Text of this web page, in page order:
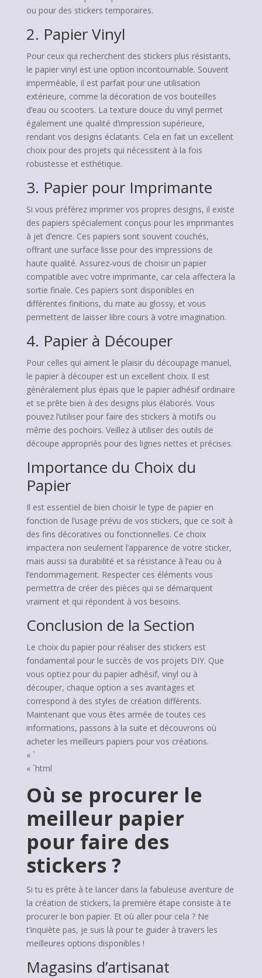
ou pour des stickers temporaires.
2. Papier Vinyl
Pour ceux qui recherchent des stickers plus résistants,
le papier vinyl est une option incontournable. Souvent
imperméable, il est parfait pour une utilisation
extérieure, comme la décoration de vos bouteilles
d’eau ou scooters. La texture douce du vinyl permet
également une qualité d’impression supérieure,
rendant vos designs éclatants. Cela en fait un excellent
choix pour des projets qui nécessitent à la fois
robustesse et esthétique.
3. Papier pour Imprimante
Si vous préférez imprimer vos propres designs, il existe
des papiers spécialement conçus pour les imprimantes
à jet d’encre. Ces papiers sont souvent couchés,
offrant une surface lisse pour des impressions de
haute qualité. Assurez-vous de choisir un papier
compatible avec votre imprimante, car cela affectera la
sortie finale. Ces papiers sont disponibles en
différentes finitions, du mate au glossy, et vous
permettent de laisser libre cours à votre imagination.
4. Papier à Découper
Pour celles qui aiment le plaisir du découpage manuel,
le papier à découper est un excellent choix. Il est
généralement plus épais que le papier adhésif ordinaire
et se prête bien à des designs plus élaborés. Vous
pouvez l’utiliser pour faire des stickers à motifs ou
même des pochoirs. Veillez à utiliser des outils de
découpe appropriés pour des lignes nettes et précises.
Importance du Choix du
Papier
Il est essentiel de bien choisir le type de papier en
fonction de l’usage prévu de vos stickers, que ce soit à
des fins décoratives ou fonctionnelles. Ce choix
impactera non seulement l’apparence de votre sticker,
mais aussi sa durabilité et sa résistance à l’eau ou à
l’endommagement. Respecter ces éléments vous
permettra de créer des pièces qui se démarquent
vraiment et qui répondent à vos besoins.
Conclusion de la Section
Le choix du papier pour réaliser des stickers est
fondamental pour le succès de vos projets DIY. Que
vous optiez pour du papier adhésif, vinyl ou à
découper, chaque option a ses avantages et
correspond à des styles de création différents.
Maintenant que vous êtes armée de toutes ces
informations, passons à la suite et découvrons où
acheter les meilleurs papiers pour vos créations.
« `
« `html
Où se procurer le
meilleur papier
pour faire des
stickers ?
Si tu es prête à te lancer dans la fabuleuse aventure de
la création de stickers, la première étape consiste à te
procurer le bon papier. Et où aller pour cela ? Ne
t’inquiète pas, je suis là pour te guider à travers les
meilleures options disponibles !
Magasins d’artisanat